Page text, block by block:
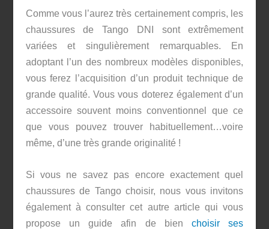
Comme vous l’aurez très certainement compris, les
chaussures de Tango DNI sont extrêmement
variées et singulièrement remarquables. En
adoptant l’un des nombreux modèles disponibles,
vous ferez l’acquisition d’un produit technique de
grande qualité. Vous vous doterez également d’un
accessoire souvent moins conventionnel que ce
que vous pouvez trouver habituellement…voire
même, d’une très grande originalité !
Si vous ne savez pas encore exactement quel
chaussures de Tango choisir, nous vous invitons
également à consulter cet autre article qui vous
propose un guide afin de bienchoisir ses